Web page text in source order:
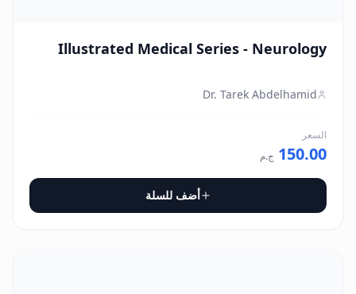
Illustrated Medical Series - Neurology
Dr. Tarek Abdelhamid
السعر
150.00 ج.م
أضف للسلة